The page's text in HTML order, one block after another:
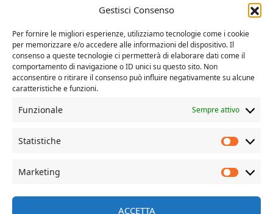
Gestisci Consenso
Per fornire le migliori esperienze, utilizziamo tecnologie come i cookie
per memorizzare e/o accedere alle informazioni del dispositivo. Il
consenso a queste tecnologie ci permetterà di elaborare dati come il
comportamento di navigazione o ID unici su questo sito. Non
acconsentire o ritirare il consenso può influire negativamente su alcune
caratteristiche e funzioni.
Funzionale Sempre attivo
Statistiche
Marketing
ACCETTA
Il tuo messaggio